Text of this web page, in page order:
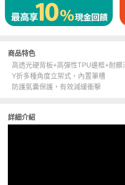
商品特色
高透光硬背板+高彈性TPU邊框+耐髒
Y折多種角度立架式，內置筆槽
防護氣囊保護，有效減緩衝擊
詳細介紹